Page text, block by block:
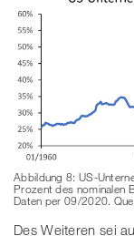
Abbildung 8: US-
Prozent des nominalen
Daten per 09/2020.
Des Weiteren sei